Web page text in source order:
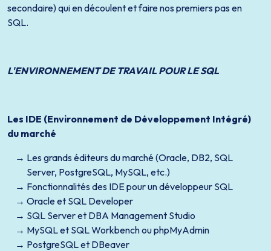
secondaire) qui en découlent et faire nos premiers pas en
SQL.
L'ENVIRONNEMENT DE TRAVAIL POUR LE SQL
Les IDE (Environnement de Développement Intégré)
du marché
Les grands éditeurs du marché (Oracle, DB2, SQL
Server, PostgreSQL, MySQL, etc.)
Fonctionnalités des IDE pour un développeur SQL
Oracle et SQL Developer
SQL Server et DBA Management Studio
MySQL et SQL Workbench ou phpMyAdmin
PostgreSQL et DBeaver